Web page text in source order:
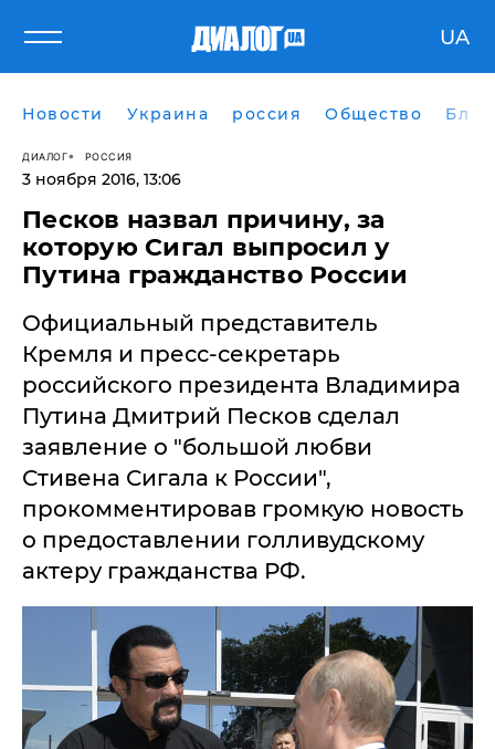
UA
Новости Украина россия Общество
ДИАЛОГ РОССИЯ
3 ноября 2016, 13:06
Песков назвал причину, за
которую Сигал выпросил у
Путина гражданство России
​Официальный представитель
Кремля и пресс-секретарь
российского президента Владимира
Путина Дмитрий Песков сделал
заявление о "большой любви
Стивена Сигала к России",
прокомментировав громкую новость
о предоставлении голливудскому
актеру гражданства РФ.